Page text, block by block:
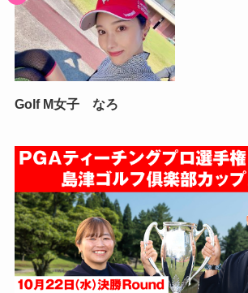
Golf M女子 なろ